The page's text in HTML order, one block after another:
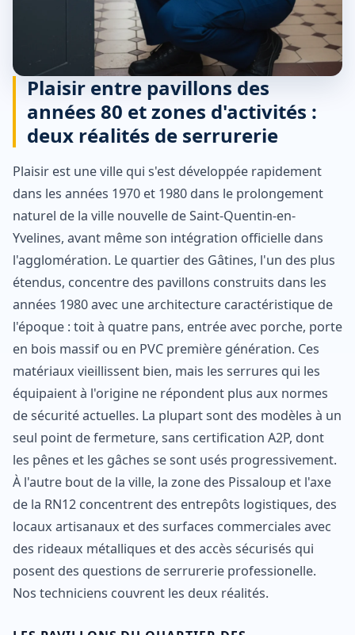
Plaisir entre pavillons des
années 80 et zones d'activités :
deux réalités de serrurerie
Plaisir est une ville qui s'est développée rapidement
dans les années 1970 et 1980 dans le prolongement
naturel de la ville nouvelle de Saint-Quentin-en-
Yvelines, avant même son intégration officielle dans
l'agglomération. Le quartier des Gâtines, l'un des plus
étendus, concentre des pavillons construits dans les
années 1980 avec une architecture caractéristique de
l'époque : toit à quatre pans, entrée avec porche, porte
en bois massif ou en PVC première génération. Ces
matériaux vieillissent bien, mais les serrures qui les
équipaient à l'origine ne répondent plus aux normes
de sécurité actuelles. La plupart sont des modèles à un
seul point de fermeture, sans certification A2P, dont
les pênes et les gâches se sont usés progressivement.
À l'autre bout de la ville, la zone des Pissaloup et l'axe
de la RN12 concentrent des entrepôts logistiques, des
locaux artisanaux et des surfaces commerciales avec
des rideaux métalliques et des accès sécurisés qui
posent des questions de serrurerie professionelle.
Nos techniciens couvrent les deux réalités.